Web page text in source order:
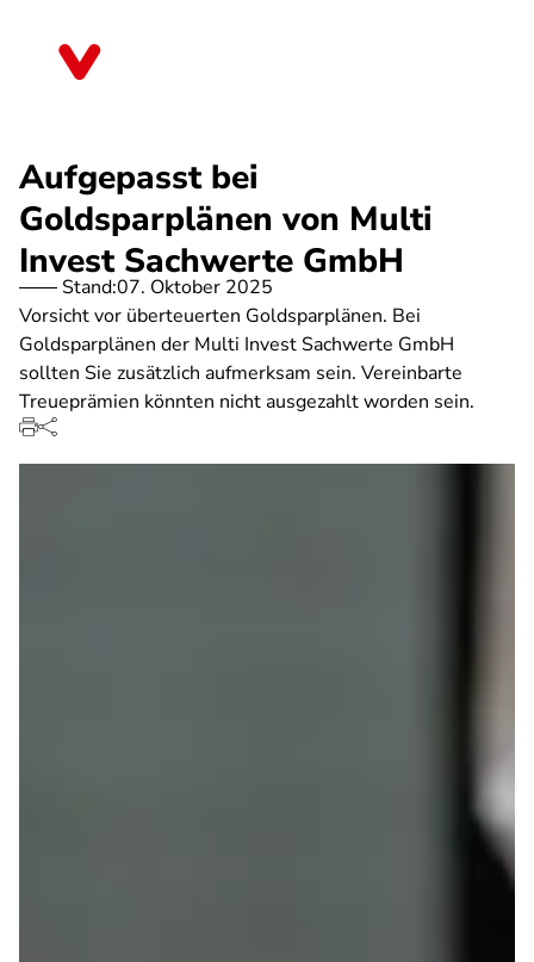
Aufgepasst bei
Goldsparplänen von Multi
Invest Sachwerte GmbH
Stand:07. Oktober 2025
Vorsicht vor überteuerten Goldsparplänen. Bei
Goldsparplänen der Multi Invest Sachwerte GmbH
sollten Sie zusätzlich aufmerksam sein. Vereinbarte
Treueprämien könnten nicht ausgezahlt worden sein.